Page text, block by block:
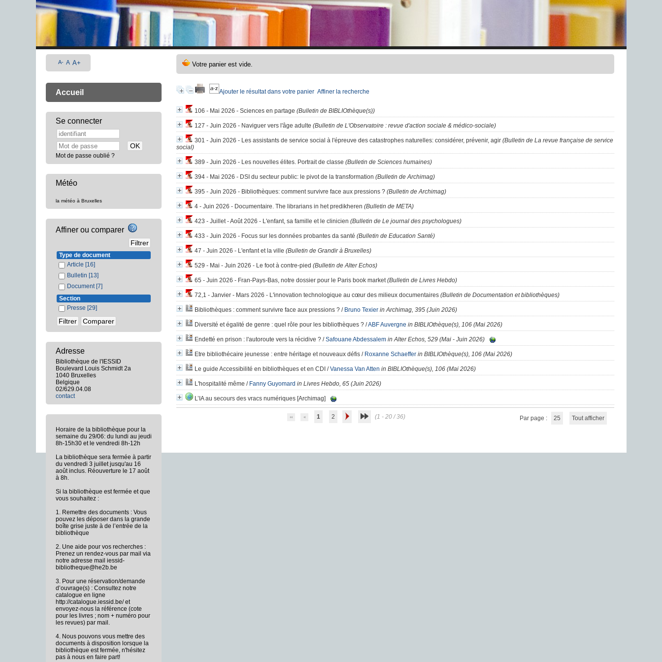
Ajouter le résultat dans votre panier Affiner la recherche
106 - Mai 2026 - Sciences en partage (Bulletin de BIBLIOthèque(s))
127 - Juin 2026 - Naviguer vers l'âge adulte (Bulletin de L'Observatoire : revue d'action sociale & médico-sociale)
301 - Juin 2026 - Les assistants de service social à l'épreuve des catastrophes naturelles: considérer, prévenir, agir(Bulletin de La revue française de service
social)
389 - Juin 2026 - Les nouvelles élites. Portrait de classe (Bulletin de Sciences humaines)
394 - Mai 2026 - DSI du secteur public: le pivot de la transformation (Bulletin de Archimag)
395 - Juin 2026 - Bibliothèques: comment survivre face aux pressions ?(Bulletin de Archimag)
4 - Juin 2026 - Documentaire. The librarians in het predikheren (Bulletin de META)
423 - Juillet - Août 2026 - L'enfant, sa famille et le clinicien (Bulletin de Le journal des psychologues)
433 - Juin 2026 - Focus sur les données probantes da santé (Bulletin de Education Santé)
47 - Juin 2026 - L'enfant et la ville (Bulletin de Grandir à Bruxelles)
529 - Mai - Juin 2026 - Le foot à contre-pied (Bulletin de Alter Echos)
65 - Juin 2026 - Fran-Pays-Bas, notre dossier pour le Paris book market(Bulletin de Livres Hebdo)
72,1 - Janvier - Mars 2026 - L'innovation technologique au cœur des milieux documentaires (Bulletin de Documentation et bibliothèques)
Bibliothèques: comment survivre face aux pressions ?/ Bruno Texier in Archimag, 395 (Juin 2026)
Diversité et égalité de genre : quel rôle pour les bibliothèques ?/ABF Auvergne in BIBLIOthèque(s), 106 (Mai 2026)
Endetté en prison : l'autoroute vers la récidive ?/Safouane Abdessalem in Alter Echos, 529 (Mai - Juin 2026)
Etre bibliothécaire jeunesse : entre héritage et nouveaux défis/ Roxanne Schaeffer in BIBLIOthèque(s), 106 (Mai 2026)
Le guide Accessibilité en bibliothèques et en CDI /Vanessa Van Atten in BIBLIOthèque(s), 106 (Mai 2026)
L'hospitalité même / Fanny Guyomard in Livres Hebdo, 65 (Juin 2026)
L’IA au secours des vracs numériques [Archimag]
1 2 (1 - 20 / 36) Par page : 25 Tout afficher
A- A A+
Accueil
Se connecter
Mot de passe oublié ?
Météo
la météo à Bruxelles
Affiner ou comparer
Type de document
Article [16]
Bulletin [13]
Document [7]
Section
Presse [29]
Adresse
Bibliothèque de l'IESSID
Boulevard Louis Schmidt 2a
1040 Bruxelles
Belgique
02/629.04.08
contact
Horaire de la bibliothèque pour la
semaine du 29/06: du lundi au jeudi
8h-15h30 et le vendredi 8h-12h
La bibliothèque sera fermée à partir
du vendredi 3 juillet jusqu'au 16
août inclus. Réouverture le 17 août
à 8h.
Si la bibliothèque est fermée et que
vous souhaitez :
1. Remettre des documents : Vous
pouvez les déposer dans la grande
boîte grise juste à de l’entrée de la
bibliothèque
2. Une aide pour vos recherches :
Prenez un rendez-vous par mail via
notre adresse mail iessid-
bibliotheque@he2b.be
3. Pour une réservation/demande
d’ouvrage(s) : Consultez notre
catalogue en ligne
http://catalogue.iessid.be/ et
envoyez-nous la référence (cote
pour les livres ; nom + numéro pour
les revues) par mail.
4. Nous pouvons vous mettre des
documents à disposition lorsque la
bibliothèque est fermée, n'hésitez
pas à nous en faire part!